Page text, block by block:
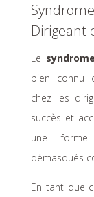
Dirigeant
Le
bien connu
chez les
succès et
une
démasqués
En tant que